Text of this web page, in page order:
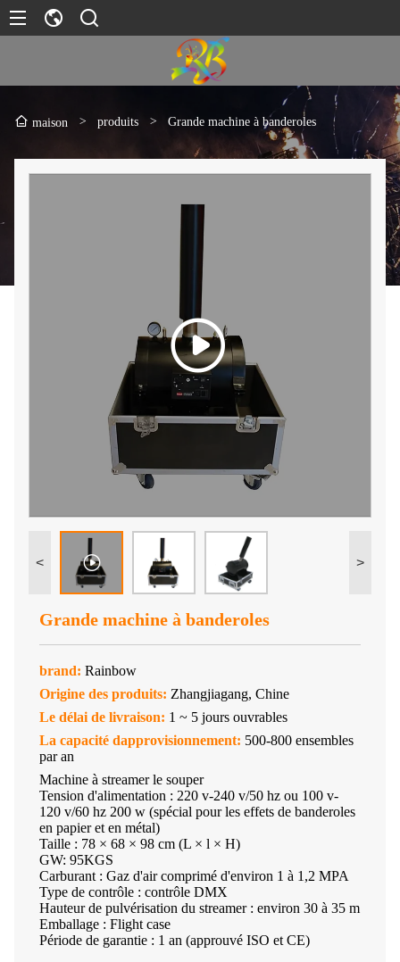
maison > produits > Grande machine à banderoles
< >
Grande machine à banderoles
brand: Rainbow
Origine des produits: Zhangjiagang, Chine
Le délai de livraison: 1 ~ 5 jours ouvrables
La capacité dapprovisionnement: 500-800 ensembles
par an
Machine à streamer le souper
Tension d'alimentation : 220 v-240 v/50 hz ou 100 v-
120 v/60 hz 200 w (spécial pour les effets de banderoles
en papier et en métal)
Taille : 78 × 68 × 98 cm (L × l × H)
GW: 95KGS
Carburant : Gaz d'air comprimé d'environ 1 à 1,2 MPA
Type de contrôle : contrôle DMX
Hauteur de pulvérisation du streamer : environ 30 à 35 m
Emballage : Flight case
Période de garantie : 1 an (approuvé ISO et CE)